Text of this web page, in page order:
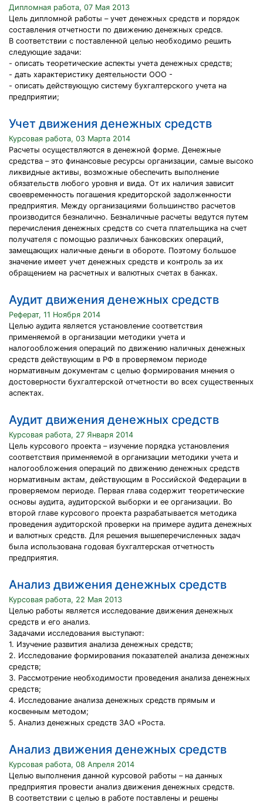
Дипломная работа, 07 Мая 2013
Цель дипломной работы – учет денежных средств и порядок
составления отчетности по движению денежных средсв.
В соответствии с поставленной целью необходимо решить
следующие задачи:
- описать теоретические аспекты учета денежных средств;
- дать характеристику деятельности ООО -
- описать действующую систему бухгалтерского учета на
предприятии;
Учет движения денежных средств
Курсовая работа, 03 Марта 2014
Расчеты осуществляются в денежной форме. Денежные
средства – это финансовые ресурсы организации, самые высоко
ликвидные активы, возможные обеспечить выполнение
обязательств любого уровня и вида. От их наличия зависит
своевременность погашения кредиторской задолженности
предприятия. Между организациями большинство расчетов
производится безналично. Безналичные расчеты ведутся путем
перечисления денежных средств со счета плательщика на счет
получателя с помощью различных банковских операций,
замещающих наличные деньги в обороте. Поэтому большое
значение имеет учет денежных средств и контроль за их
обращением на расчетных и валютных счетах в банках.
Аудит движения денежных средств
Реферат, 11 Ноября 2014
Целью аудита является установление соответствия
применяемой в организации методики учета и
налогообложения операций по движению наличных денежных
средств действующим в РФ в проверяемом периоде
нормативным документам с целью формирования мнения о
достоверности бухгалтерской отчетности во всех существенных
аспектах.
Аудит движения денежных средств
Курсовая работа, 27 Января 2014
Цель курсового проекта – изучение порядка установления
соответствия применяемой в организации методики учета и
налогообложения операций по движению денежных средств
нормативным актам, действующим в Российской Федерации в
проверяемом периоде. Первая глава содержит теоретические
основы аудита, аудиторской выборки и ее организации. Во
второй главе курсового проекта разрабатывается методика
проведения аудиторской проверки на примере аудита денежных
и валютных средств. Для решения вышеперечисленных задач
была использована годовая бухгалтерская отчетность
предприятия.
Анализ движения денежных средств
Курсовая работа, 22 Мая 2013
Целью работы является исследование движения денежных
средств и его анализ.
Задачами исследования выступают:
1. Изучение развития анализа денежных средств;
2. Исследование формирования показателей анализа денежных
средств;
3. Рассмотрение необходимости проведения анализа денежных
средств;
4. Исследование анализа денежных средств прямым и
косвенным методом;
5. Анализ денежных средств ЗАО «Роста.
Анализ движения денежных средств
Курсовая работа, 08 Апреля 2014
Целью выполнения данной курсовой работы – на данных
предприятия провести анализ движения денежных средств.
В соответствии с целью в работе поставлены и решены